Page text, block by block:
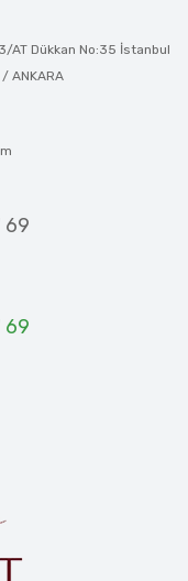
AT Dükkan No:35 İstanbul
/ ANKARA
69
69